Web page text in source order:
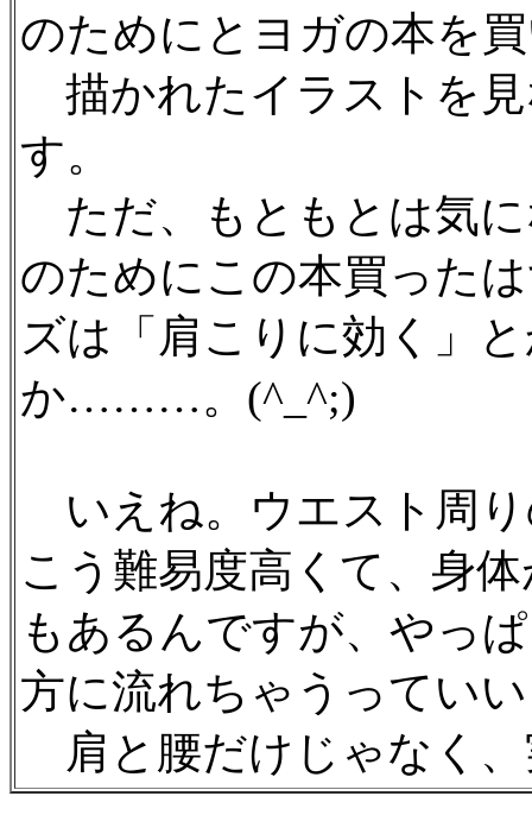
のためにとヨガの本を
描かれたイラストを
す。
ただ、もともとは気
のためにこの本買った
ズは「肩こりに効く」
か………。(^_^;)
いえね。ウエスト周
こう難易度高くて、身
もあるんですが、やっ
方に流れちゃうってい
肩と腰だけじゃなく